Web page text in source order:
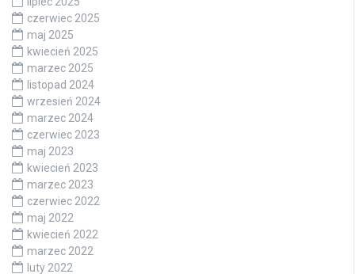
czerwiec 2025
maj 2025
kwiecień 2025
marzec 2025
listopad 2024
wrzesień 2024
marzec 2024
czerwiec 2023
maj 2023
kwiecień 2023
marzec 2023
czerwiec 2022
maj 2022
kwiecień 2022
marzec 2022
luty 2022